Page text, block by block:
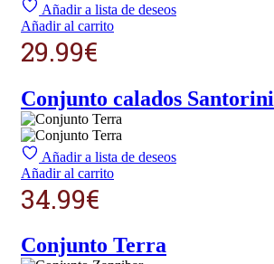
Añadir a lista de deseos
Añadir al carrito
29.99€
Conjunto calados Santorini
Añadir a lista de deseos
Añadir al carrito
34.99€
Conjunto Terra